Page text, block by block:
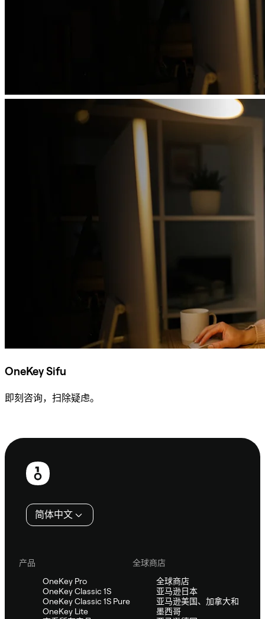
OneKey Sifu
即刻咨询，扫除疑虑。
页
简体中文
产品
OneKey Pro
OneKey Classic 1S
OneKey Classic 1S Pure
OneKey Lite
全球商店
全球商店
亚马逊日本
亚马逊美国、加拿大和
墨西哥